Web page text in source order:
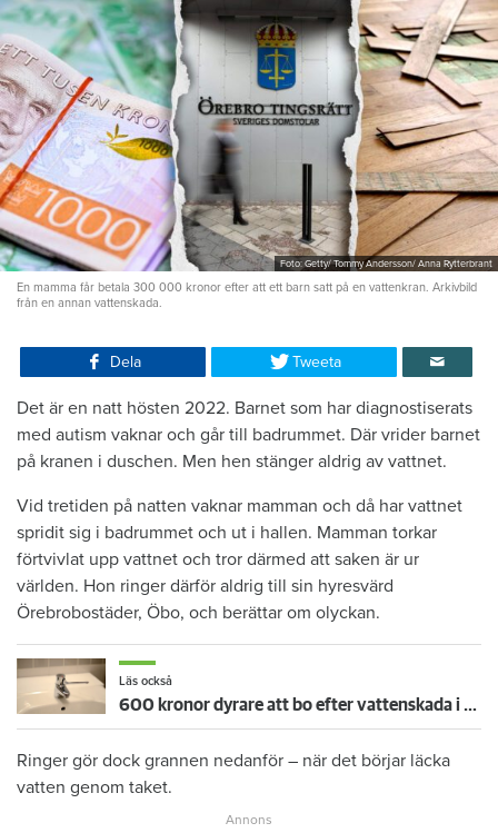
Foto: Getty/ Tommy Andersson/ Anna Rytterbrant
En mamma får betala 300 000 kronor efter att ett barn satt på en vattenkran. Arkivbild
från en annan vattenskada.
Dela Tweeta
Det är en natt hösten 2022. Barnet som har diagnostiserats
med autism vaknar och går till badrummet. Där vrider barnet
på kranen i duschen. Men hen stänger aldrig av vattnet.
Vid tretiden på natten vaknar mamman och då har vattnet
spridit sig i badrummet och ut i hallen. Mamman torkar
förtvivlat upp vattnet och tror därmed att saken är ur
världen. Hon ringer därför aldrig till sin hyresvärd
Örebrobostäder, Öbo, och berättar om olyckan.
Läs också
600 kronor dyrare att bo efter vattenskada i Varberg
Ringer gör dock grannen nedanför – när det börjar läcka
vatten genom taket.